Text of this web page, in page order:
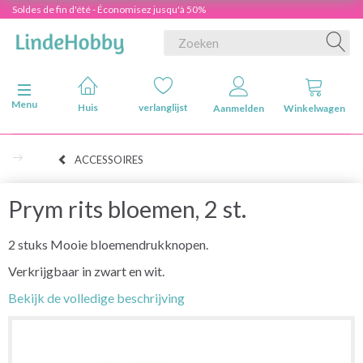
Soldes de fin d'été - Économisez jusqu'à 50%
Navigatie in-/uitschakelen
Menu
Huis verlanglijst Aanmelden Winkelwagen
ACCESSOIRES
Prym rits bloemen, 2 st.
2 stuks Mooie bloemendrukknopen.
Verkrijgbaar in zwart en wit.
Bekijk de volledige beschrijving